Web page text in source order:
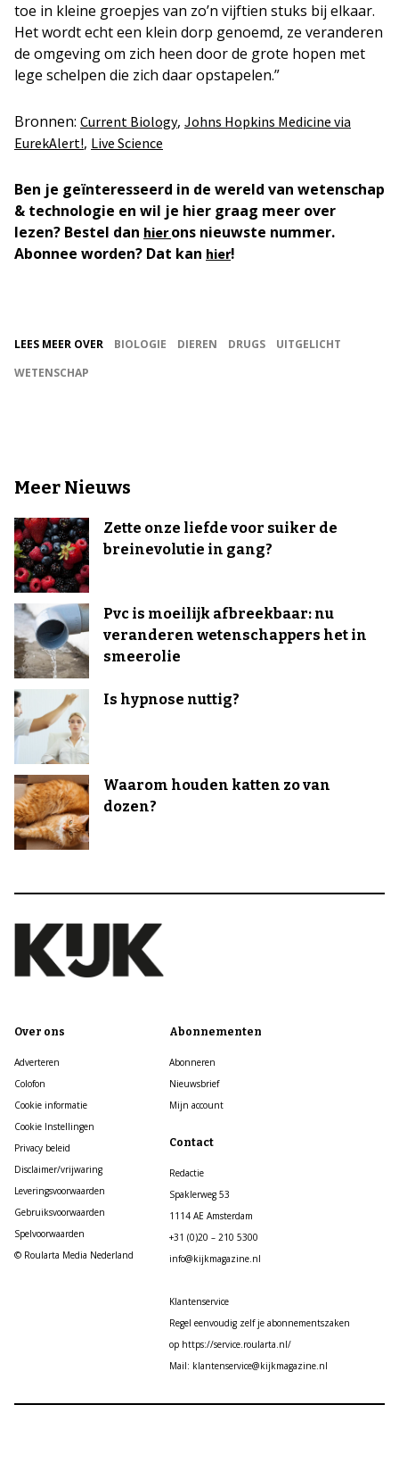
toe in kleine groepjes van zo’n vijftien stuks bij elkaar.
Het wordt echt een klein dorp genoemd, ze veranderen
de omgeving om zich heen door de grote hopen met
lege schelpen die zich daar opstapelen.”
Bronnen: Current Biology, Johns Hopkins Medicine via
EurekAlert!, Live Science
Ben je geïnteresseerd in de wereld van wetenschap
& technologie en wil je hier graag meer over
lezen? Bestel dan hierons nieuwste nummer.
Abonnee worden? Dat kan hier!
LEES MEER OVER BIOLOGIE DIEREN DRUGS
UITGELICHT
WETENSCHAP
Meer Nieuws
Zette onze liefde voor suiker de
breinevolutie in gang?
Pvc is moeilijk afbreekbaar: nu
veranderen wetenschappers het in
smeerolie
Is hypnose nuttig?
Waarom houden katten zo van
dozen?
Over ons
Adverteren
Colofon
Cookie informatie
Cookie Instellingen
Privacy beleid
Disclaimer/vrijwaring
Leveringsvoorwaarden
Gebruiksvoorwaarden
Spelvoorwaarden
© Roularta Media Nederland
Abonnementen
Abonneren
Nieuwsbrief
Mijn account
Contact
Redactie
Spaklerweg 53
1114 AE Amsterdam
+31 (0)20 – 210 5300
info@kijkmagazine.nl
Klantenservice
Regel eenvoudig zelf je abonnementszaken
op https://service.roularta.nl/
Mail: klantenservice@kijkmagazine.nl